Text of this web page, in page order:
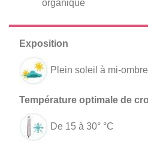
organique
Plein soleil à mi-ombre
De 15 à 30° °C